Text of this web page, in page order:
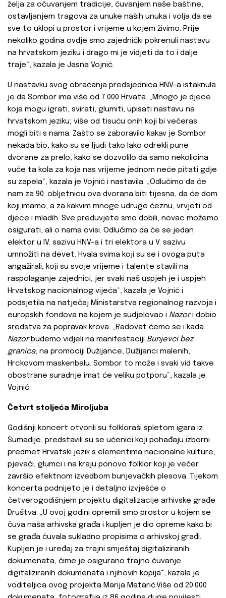
želja za očuvanjem tradicije, čuvanjem naše baštine,
ostavljanjem tragova za unuke naših unuka i volja da se
sve to uklopi u prostor i vrijeme u kojem živimo. Prije
nekoliko godina ovdje smo zajednički pokrenuli nastavu
na hrvatskom jeziku i drago mi je vidjeti da to i dalje
traje“, kazala je Jasna Vojnić.
U nastavku svog obraćanja predsjednica HNV-a istaknula
je da Sombor ima više od 7.000 Hrvata. „Mnogo je djece
koja mogu igrati, svirati, glumiti, upisati nastavu na
hrvatskom jeziku; više od tisuću onih koji bi večeras
mogli biti s nama. Zašto se zaboravilo kakav je Sombor
nekada bio, kako su se ljudi tako lako odrekli pune
dvorane za prelo, kako se dozvolilo da samo nekolicina
vuče ta kola za koja nas vrijeme jednom neće pitati gdje
su zapela“, kazala je Vojnić i nastavila: „Odlučimo da će
nam za 90. obljetnicu ova dvorana biti tijesna, da će dom
koji imamo, a za kakvim mnoge udruge čeznu, vrvjeti od
djece i mladih. Sve preduvjete smo dobili, novac možemo
osigurati, ali o nama ovisi. Odlučimo da će se jedan
elektor u IV. sazivu HNV-a i tri elektora u V. sazivu
umnožiti na devet. Hvala svima koji su se i ovoga puta
angažirali, koji su svoje vrijeme i talente stavili na
raspolaganje zajednici, jer svaki naš uspjeh je i uspjeh
Hrvatskog nacionalnog vijeća“, kazala je Vojnić i
podsjetila na natječaj Ministarstva regionalnog razvoja i
europskih fondova na kojem je sudjelovao i Nazori dobio
sredstva za popravak krova. „Radovat ćemo se i kada
Nazorbudemo vidjeli na manifestaciji Bunjevci bez
granica, na promociji Dužijance, Dužijanci malenih,
Hrckovom maskenbalu. Sombor to može i svaki vid takve
obostrane suradnje imat će veliku potporu“, kazala je
Vojnić.
Četvrt stoljeća Miroljuba
Godišnji koncert otvorili su folkloraši spletom igara iz
Šumadije, predstavili su se učenici koji pohađaju izborni
predmet Hrvatski jezik s elementima nacionalne kulture,
pjevači, glumci i na kraju ponovo folklor koji je večer
završio efektnom izvedbom bunjevačkih plesova. Tijekom
koncerta podnijeto je i detaljno izvješće o
četverogodišnjem projektu digitalizacije arhivske građe
Društva. „U ovoj godini opremili smo prostor u kojem se
čuva naša arhivska građa i kupljen je dio opreme kako bi
se građa čuvala sukladno propisima o arhivskoj građi.
Kupljen je i uređaj za trajni smještaj digitaliziranih
dokumenata, čime je osigurano trajno čuvanje
digitaliziranih dokumenata i njihovih kopija“, kazala je
voditeljica ovog projekta Marija Matarić.Više od 20.000